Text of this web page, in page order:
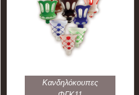
Κανδηλόκουπες